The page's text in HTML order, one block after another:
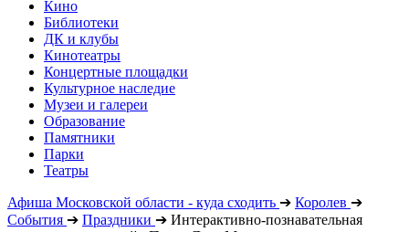
Кино
Библиотеки
ДК и клубы
Кинотеатры
Концертные площадки
Культурное наследие
Музеи и галереи
Образование
Памятники
Парки
Театры
Афиша Московской области - куда сходить ➔ Королев ➔
События ➔ Праздники ➔ Интерактивно-познавательная